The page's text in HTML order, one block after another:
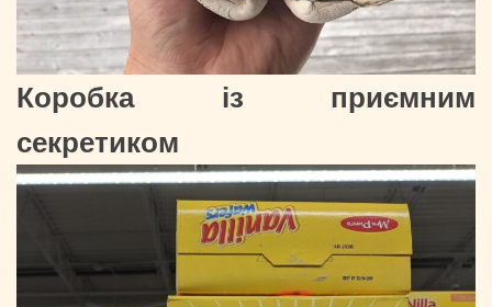
Коробка із приємним
секретиком